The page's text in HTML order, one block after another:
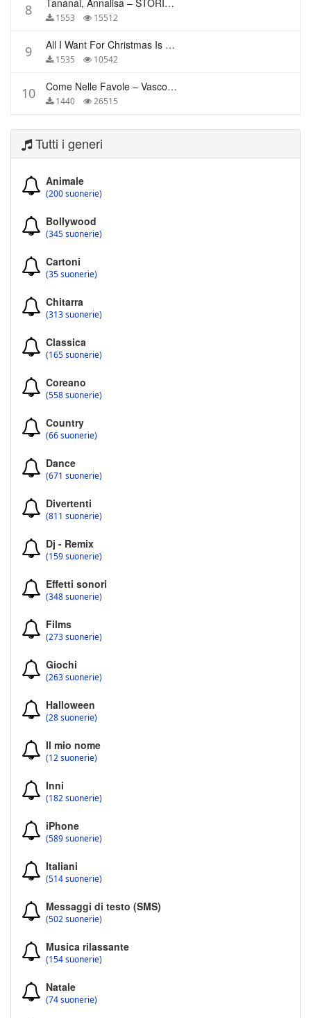
8 Tananai, Annalisa – STORIE BREVI
1553 15512
9 All I Want For Christmas Is You – Mariah Carey
1535 10542
10 Come Nelle Favole – Vasco Rossi
1440 26515
Tutti i generi
Animale
(200 suonerie)
Bollywood
(345 suonerie)
Cartoni
(35 suonerie)
Chitarra
(313 suonerie)
Classica
(165 suonerie)
Coreano
(558 suonerie)
Country
(66 suonerie)
Dance
(671 suonerie)
Divertenti
(811 suonerie)
Dj - Remix
(159 suonerie)
Effetti sonori
(348 suonerie)
Films
(273 suonerie)
Giochi
(263 suonerie)
Halloween
(28 suonerie)
Il mio nome
(12 suonerie)
Inni
(182 suonerie)
iPhone
(589 suonerie)
Italiani
(514 suonerie)
Messaggi di testo (SMS)
(502 suonerie)
Musica rilassante
(154 suonerie)
Natale
(74 suonerie)